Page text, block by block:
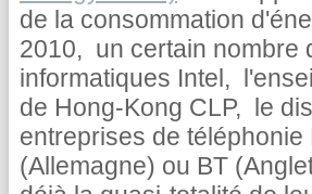
de la consommation
2010, un certain nombre
informatiques Intel,
de Hong-Kong CLP, le
entreprises de
(Allemagne) ou BT